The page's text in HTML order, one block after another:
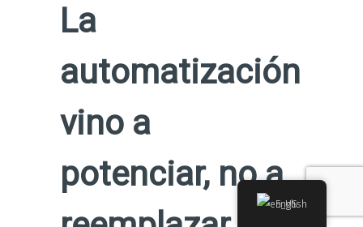
La
automatización
vino a
potenciar, no a
English